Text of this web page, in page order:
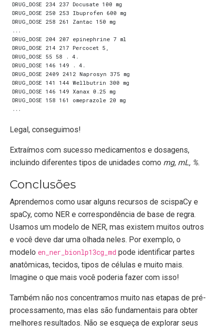
DRUG_DOSE 234 237 Docusate 100 mg
DRUG_DOSE 250 253 Ibuprofen 600 mg
DRUG_DOSE 258 261 Zantac 150 mg
...
DRUG_DOSE 204 207 epinephrine 7 ml
DRUG_DOSE 214 217 Percocet 5,
DRUG_DOSE 55 58 . 4.
DRUG_DOSE 146 149 . 4.
DRUG_DOSE 2409 2412 Naprosyn 375 mg
DRUG_DOSE 141 144 Wellbutrin 300 mg
DRUG_DOSE 146 149 Xanax 0.25 mg
DRUG_DOSE 158 161 omeprazole 20 mg
Legal, conseguimos!
Extraímos com sucesso medicamentos e dosagens,
incluindo diferentes tipos de unidades como mg, mL, %.
Conclusões
Aprendemos como usar alguns recursos de scispaCy e
spaCy, como NER e correspondência de base de regra.
Usamos um modelo de NER, mas existem muitos outros
e você deve dar uma olhada neles. Por exemplo, o
modelo en_ner_bionlp13cg_md pode identificar partes
anatômicas, tecidos, tipos de células e muito mais.
Imagine o que mais você poderia fazer com isso!
Também não nos concentramos muito nas etapas de pré-
processamento, mas elas são fundamentais para obter
melhores resultados. Não se esqueça de explorar seus